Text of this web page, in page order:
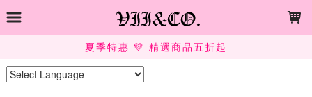
夏季特惠 💚 精選商品五折起